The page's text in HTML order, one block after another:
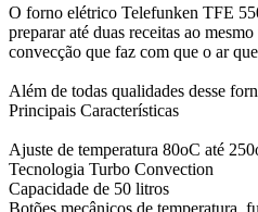
O forno elétrico Telefunken TFE
preparar até duas receitas ao
convecção que faz com que o ar
Além de todas qualidades desse
Principais Características
Ajuste de temperatura 80oC até
Tecnologia Turbo Convection
Capacidade de 50 litros
Botões mecânicos de temperatura,